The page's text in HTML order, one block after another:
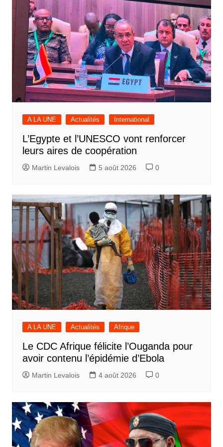
A LA UNE Actualités International
L’Egypte et l’UNESCO vont renforcer
leurs aires de coopération
Martin Levalois 5 août 2026 0
A LA UNE Actualités Afrique
Le CDC Afrique félicite l’Ouganda pour
avoir contenu l’épidémie d’Ebola
Martin Levalois 4 août 2026 0